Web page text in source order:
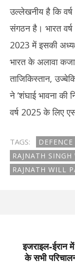
उल्लेखनीय है कि
संगठन है। भारत
2023 में इसकी
भारत के अलावा
ताजिकिस्तान,
ने ‘शंघाई भावना की
वर्ष 2025 के लिए
TAGS:
RAJNATH
RAJNATH WILL
इजराइल-ईरान
के सभी